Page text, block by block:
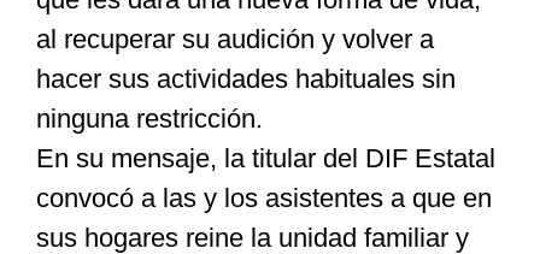
al recuperar su audición y volver a
hacer sus actividades habituales sin
ninguna restricción.
En su mensaje, la titular del DIF Estatal
convocó a las y los asistentes a que en
sus hogares reine la unidad familiar y